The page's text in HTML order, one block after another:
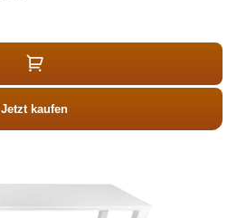
Jetzt kaufen